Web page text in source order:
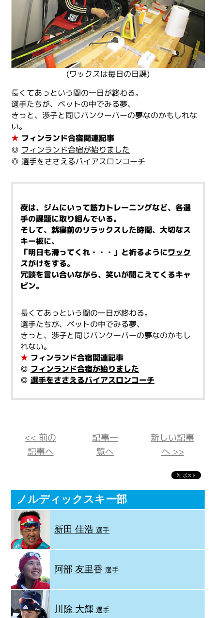
(ワックスは毎日の日課)
長くてあっという間の一日が終わる。
選手たちが、ベットの中でみる夢、
きっと、渉子と同じバンクーバーの夢なのかもしれな
い。
★ フィンランド合宿関連記事
◎ フィンランド合宿が始りました
◎選手をささえるバイアスロンコーチ
夜は、ジムにいって筋力トレーニングなど、各選
手の課題に取り組んでいる。
そして、就寝前のリラックスした時間、大切なス
キー板に、
「明日も滑ってくれ・・・」と祈るようにワック
スがけをする。
冗談を言い合いながら、笑いが聞こえてくるキャ
ビン。
長くてあっという間の一日が終わる。
選手たちが、ベットの中でみる夢、
きっと、渉子と同じバンクーバーの夢なのかもし
れない。
★ フィンランド合宿関連記事
◎ フィンランド合宿が始りました
◎ 選手をささえるバイアスロンコーチ
<< 前の
記事へ
記事一
覧へ
新しい記事
へ >>
ノルディックスキー部
新田 佳浩選手
阿部 友里香選手
川除 大輝選手